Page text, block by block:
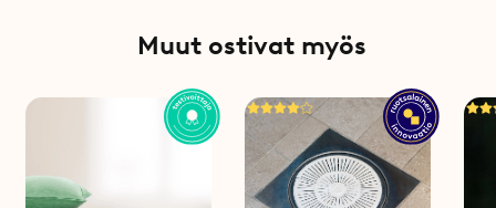
Muut ostivat myös